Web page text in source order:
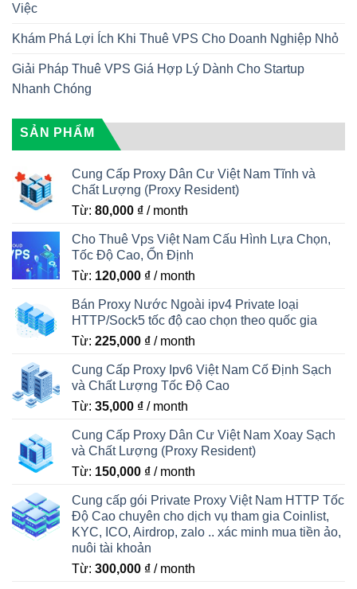
Việc
Khám Phá Lợi Ích Khi Thuê VPS Cho Doanh Nghiệp Nhỏ
Giải Pháp Thuê VPS Giá Hợp Lý Dành Cho Startup
Nhanh Chóng
SẢN PHẨM
Cung Cấp Proxy Dân Cư Việt Nam Tĩnh và
Chất Lượng (Proxy Resident)
Từ: 80,000 ₫ / month
Cho Thuê Vps Việt Nam Cấu Hình Lựa Chọn,
Tốc Độ Cao, Ổn Định
Từ: 120,000 ₫ / month
Bán Proxy Nước Ngoài ipv4 Private loại
HTTP/Sock5 tốc độ cao chọn theo quốc gia
Từ: 225,000 ₫ / month
Cung Cấp Proxy Ipv6 Việt Nam Cố Định Sạch
và Chất Lượng Tốc Độ Cao
Từ: 35,000 ₫ / month
Cung Cấp Proxy Dân Cư Việt Nam Xoay Sạch
và Chất Lượng (Proxy Resident)
Từ: 150,000 ₫ / month
Cung cấp gói Private Proxy Việt Nam HTTP Tốc
Độ Cao chuyên cho dịch vụ tham gia Coinlist,
KYC, ICO, Airdrop, zalo .. xác minh mua tiền ảo,
nuôi tài khoản
Từ: 300,000 ₫ / month